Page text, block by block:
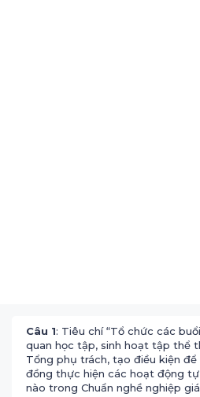
Câu 1: Tiêu chí “Tổ chức các
quan học tập, sinh hoạt tập thể
Tổng phụ trách, tạo điều kiện
đồng thực hiện các hoạt động tự
nào trong Chuẩn nghề nghiệp